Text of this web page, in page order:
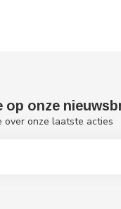
op onze
over onze laatste acties